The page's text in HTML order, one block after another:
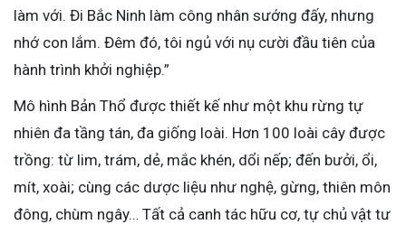
làm với. Đi Bắc Ninh làm công nhân sướng đấy, nhưng
nhớ con lắm. Đêm đó, tôi ngủ với nụ cười đầu tiên của
hành trình khởi nghiệp.”
Mô hình Bản Thổ được thiết kế như một khu rừng tự
nhiên đa tầng tán, đa giống loài. Hơn 100 loài cây được
trồng: từ lim, trám, dẻ, mắc khén, dổi nếp; đến bưởi, ổi,
mít, xoài; cùng các dược liệu như nghệ, gừng, thiên môn
đông, chùm ngây… Tất cả canh tác hữu cơ, tự chủ vật tư